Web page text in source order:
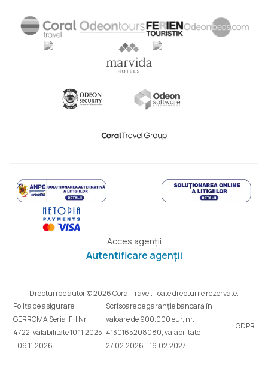
Acces agenții
Autentificare agenții
Drepturi de autor © 2026 Coral Travel. Toate drepturile rezervate.
Polița de asigurare
GERROMA Seria IF-I Nr.
4722, valabilitate 10.11.2025
- 09.11.2026
Scrisoare de garanție bancară în
valoare de 900.000 eur, nr.
4130165208080, valabilitate
27.02.2026 – 19.02.2027
GDPR